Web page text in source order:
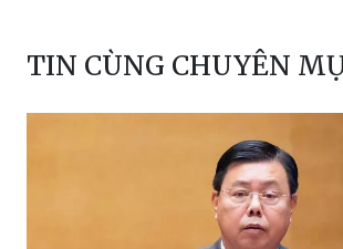
TIN CÙNG CHUYÊN